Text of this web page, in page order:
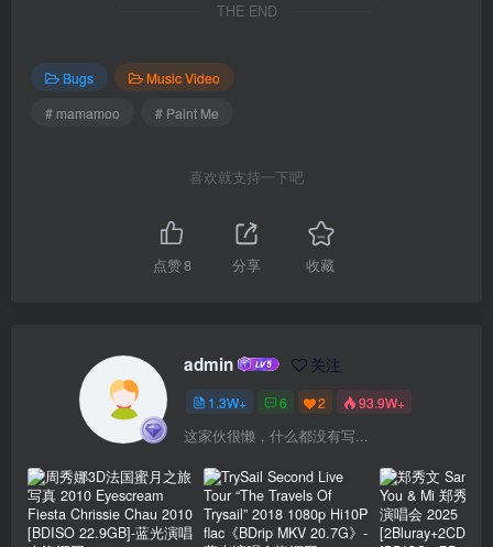
THE END
Bugs
Music Video
# mamamoo
# Paint Me
喜欢就支持一下吧
点赞8 分享 收藏
admin 关注
1.3W+ 6 2 93.9W+
这家伙很懒，什么都没有写...